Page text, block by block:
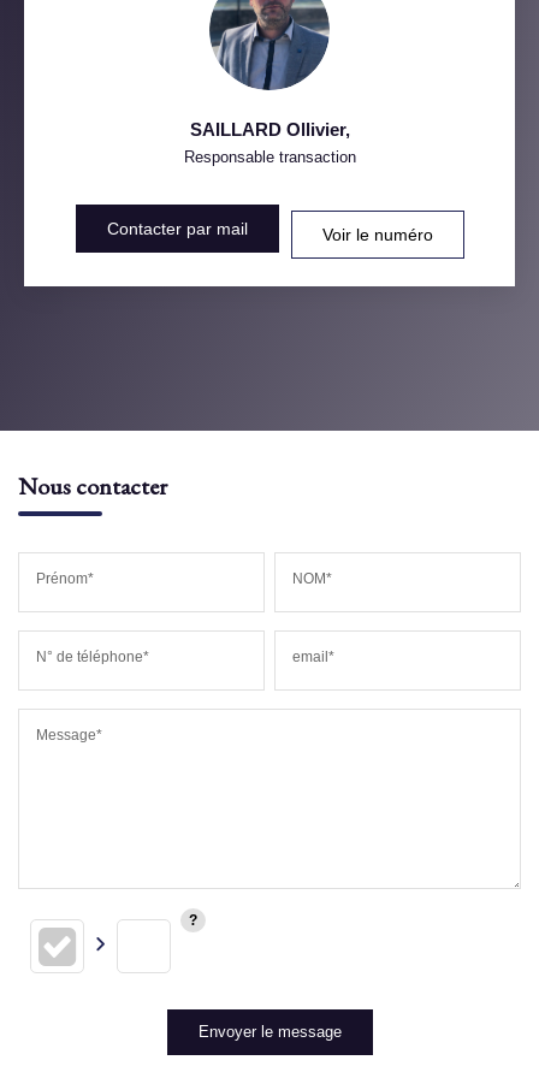
SAILLARD Ollivier,
Responsable transaction
Contacter par mail Voir le numéro
Nous contacter
Prénom* NOM*
N° de téléphone* email*
Message*
Envoyer le message